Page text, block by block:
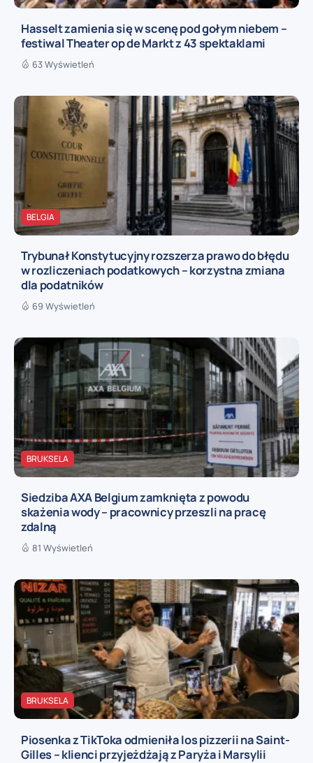
Hasselt zamienia się w scenę pod gołym niebem –
festiwal Theater op de Markt z 43 spektaklami
63 Wyświetleń
BELGIA
Trybunał Konstytucyjny rozszerza prawo do błędu
w rozliczeniach podatkowych – korzystna zmiana
dla podatników
69 Wyświetleń
BRUKSELA
Siedziba AXA Belgium zamknięta z powodu
skażenia wody – pracownicy przeszli na pracę
zdalną
81 Wyświetleń
BRUKSELA
Piosenka z TikToka odmieniła los pizzerii na Saint-
Gilles – klienci przyjeżdżają z Paryża i Marsylii